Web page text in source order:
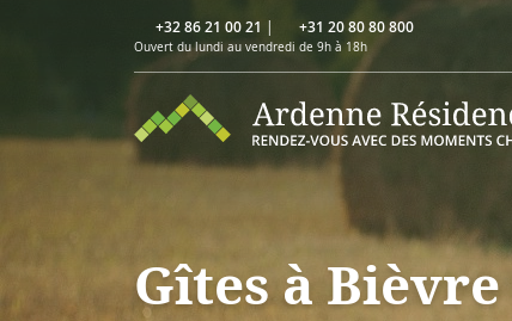
+32 86 21 00 21 | +31 20 80 80 800
Ouvert du lundi au vendredi de 9h à 18h
Gîtes à